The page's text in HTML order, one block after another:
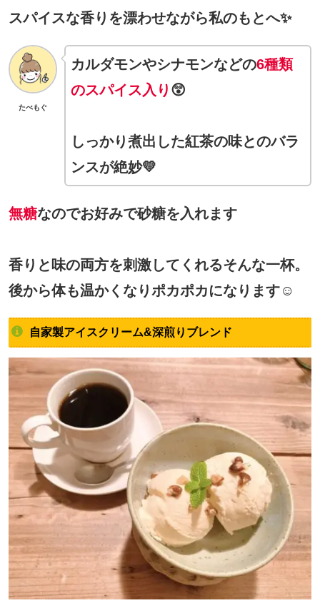
スパイスな香りを漂わせながら私のもとへ✨
たべもぐ
カルダモンやシナモンなどの6種類
のスパイス入り 😲
しっかり煮出した紅茶の味とのバラ
ンスが絶妙💛
無糖なのでお好みで砂糖を入れます
香りと味の両方を刺激してくれるそんな一杯。
後から体も温かくなりポカポカになります☺
自家製アイスクリーム&深煎りブレンド